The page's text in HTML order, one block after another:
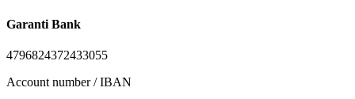
Garanti Bank
4796824372433055
Account number / IBAN